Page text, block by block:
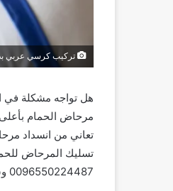
تركيب كرسي عربي
هل تواجه مشكلة في
تعاني من انسداد
تسليك المرحاض
0096550224487 وسنكون في خدمتك في أسرع وقت ممكن.